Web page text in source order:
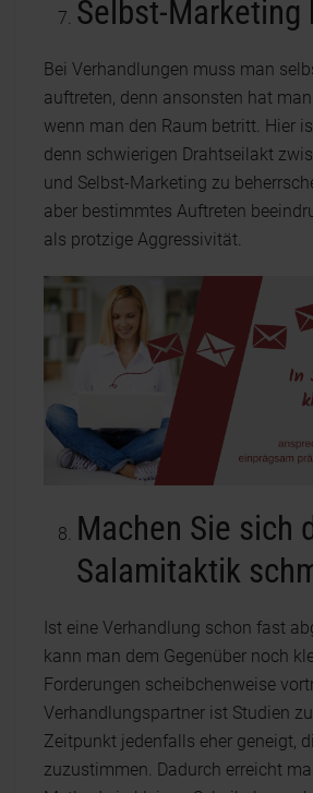
Selbst-Marketing
Bei Verhandlungen muss man
auftreten, denn ansonsten hat man
wenn man den Raum betritt. Hier
denn schwierigen Drahtseilakt
und Selbst-Marketing zu
aber bestimmtes Auftreten
als protzige Aggressivität.
Machen Sie sich
Salamitaktik
Ist eine Verhandlung schon fast
kann man dem Gegenüber noch
Forderungen scheibchenweise
Verhandlungspartner ist Studien
Zeitpunkt jedenfalls eher geneigt,
zuzustimmen. Dadurch erreicht